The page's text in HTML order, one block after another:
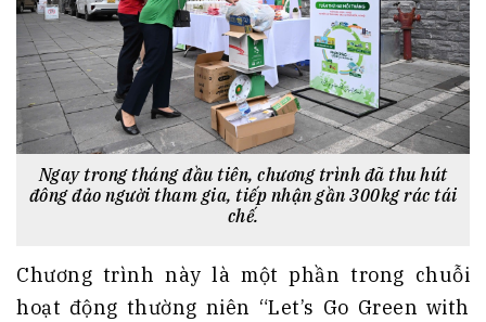
Ngay trong tháng đầu tiên, chương trình đã thu hút
đông đảo người tham gia, tiếp nhận gần 300kg rác tái
chế.
Chương trình này là một phần trong chuỗi
hoạt động thường niên “Let’s Go Green with